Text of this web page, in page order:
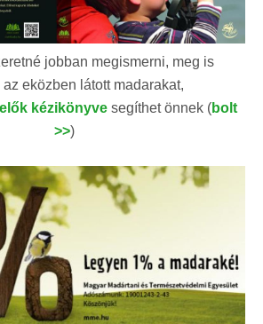
jobban megismerni, meg is
az eközben látott madarakat,
kézikönyvesegíthet önnek (bolt
>>)